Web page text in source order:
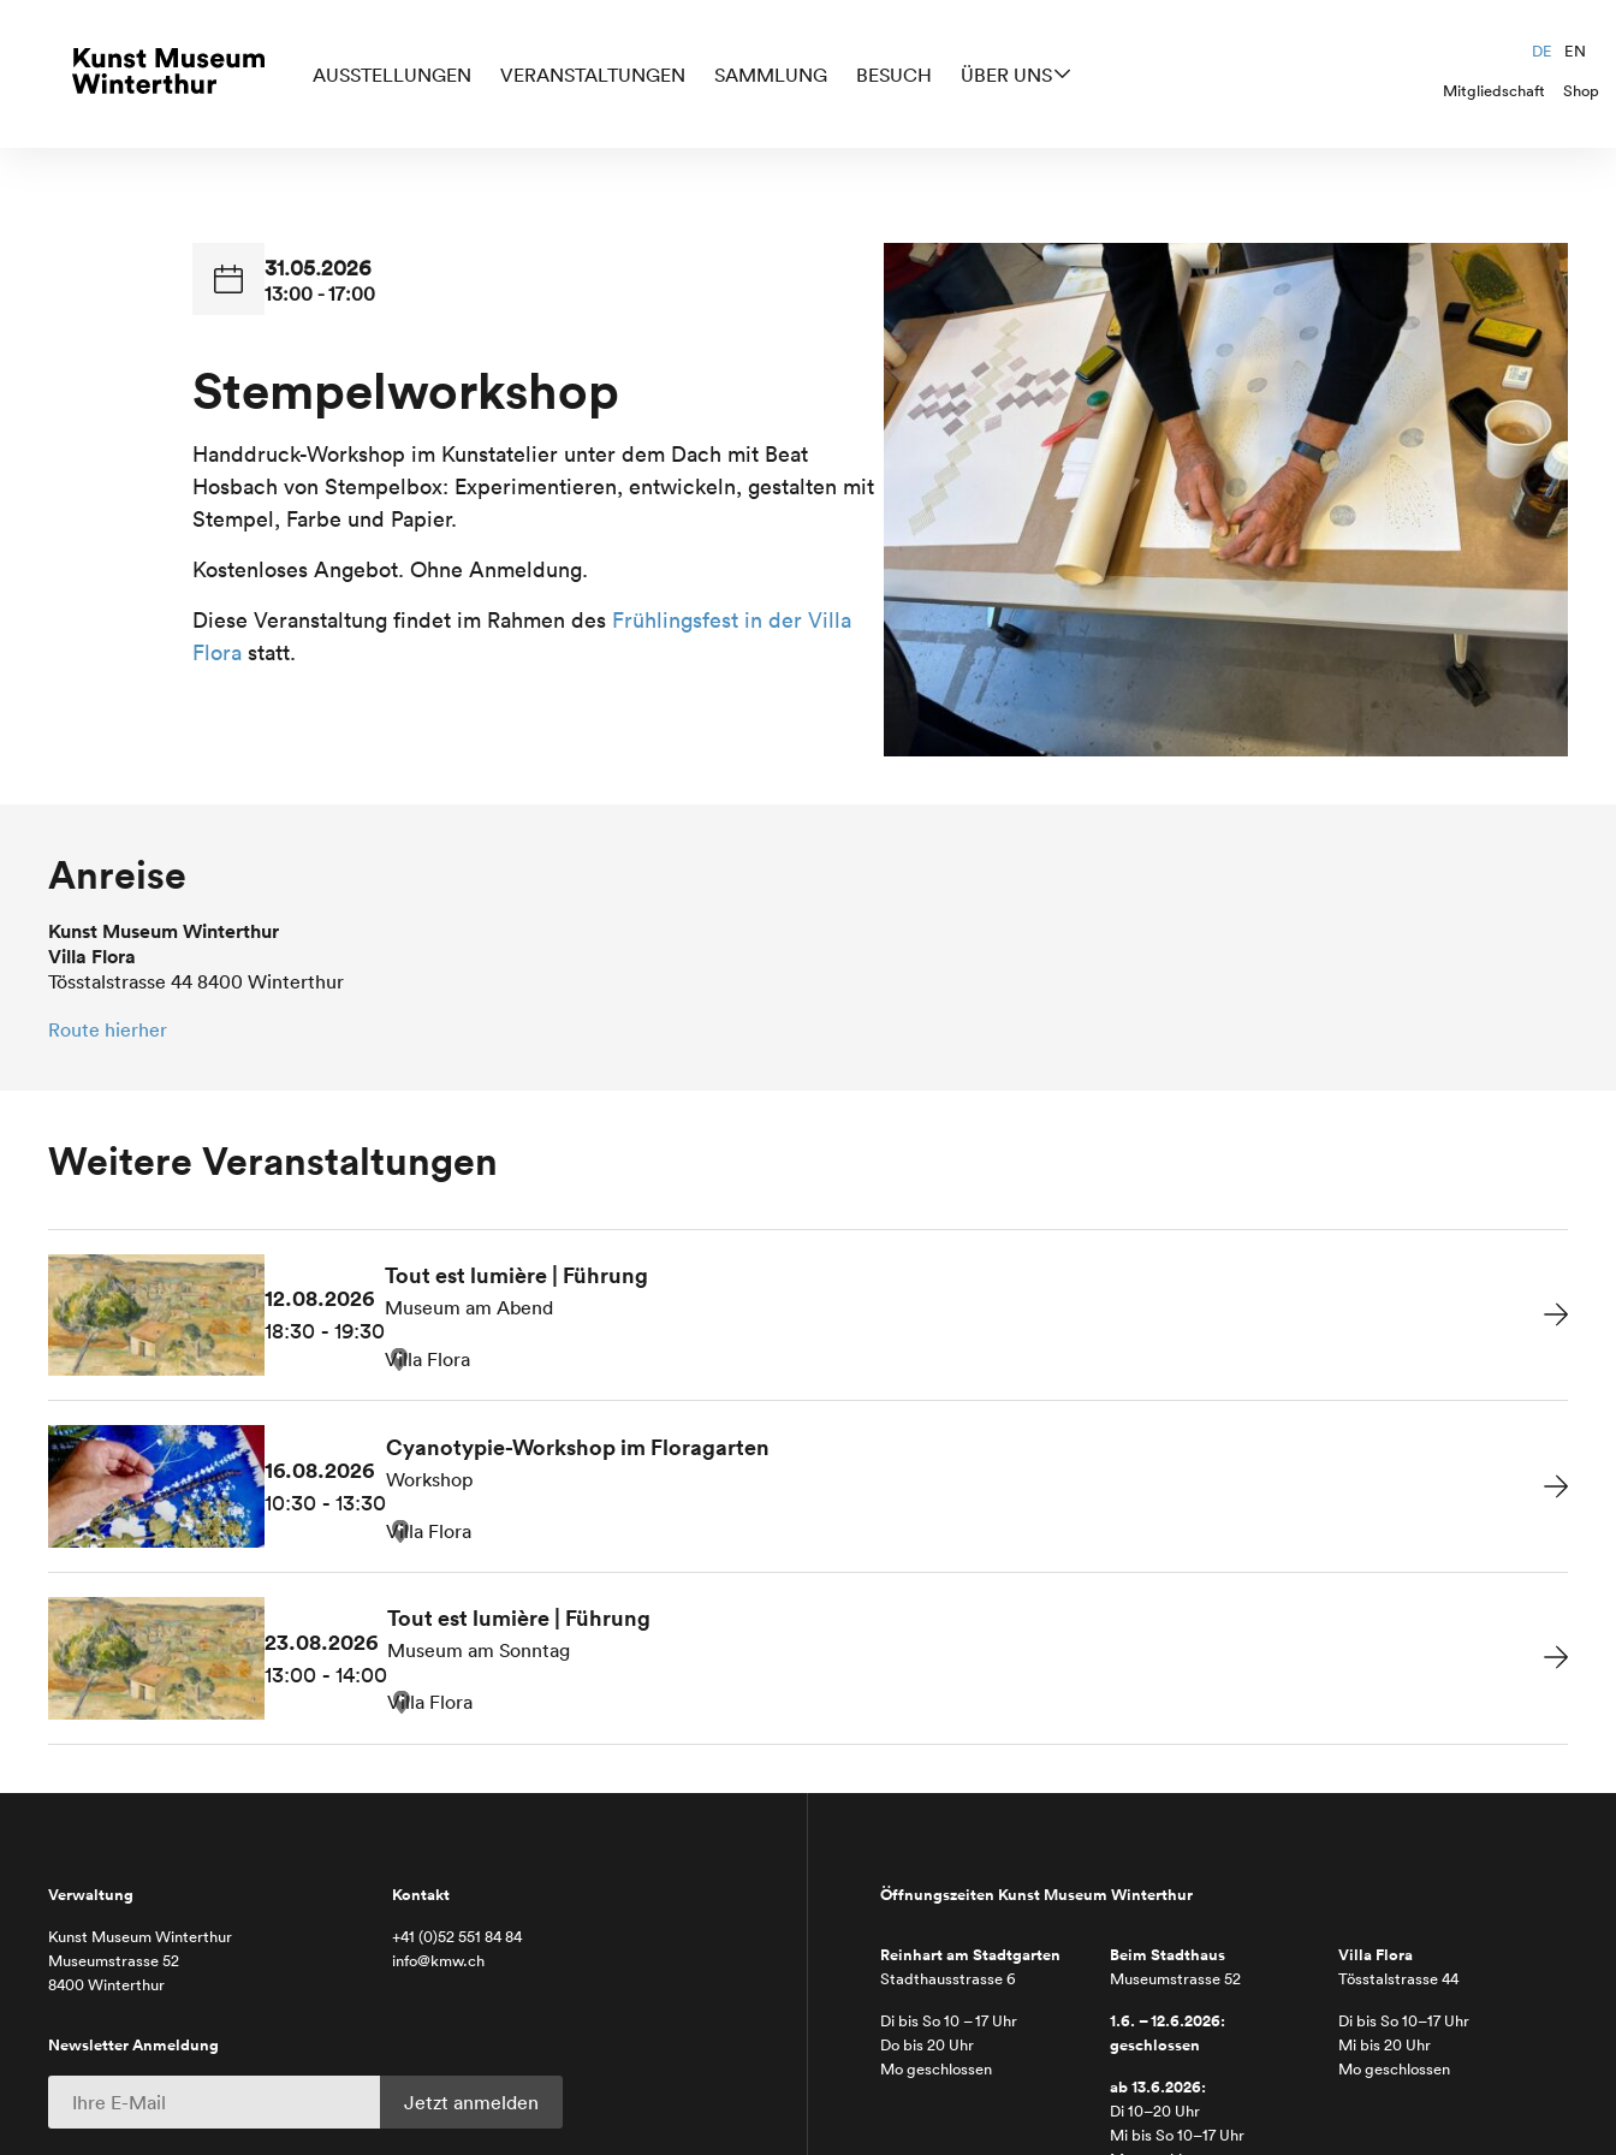
AUSSTELLUNGEN VERANSTALTUNGEN SAMMLUNG BESUCH ÜBER UNS
DE
EN
Mitgliedschaft
Shop
31.05.2026
13:00 - 17:00
Stempelworkshop
Handdruck-Workshop im Kunstatelier unter dem Dach mit Beat
Hosbach von Stempelbox: Experimentieren, entwickeln, gestalten mit
Stempel, Farbe und Papier.
Kostenloses Angebot. Ohne Anmeldung.
Diese Veranstaltung findet im Rahmen des Frühlingsfest in der Villa
Flora statt.
Anreise
Kunst Museum Winterthur
Villa Flora
Tösstalstrasse 44 8400 Winterthur
Route hierher
Weitere Veranstaltungen
12.08.2026
18:30 - 19:30
Tout est lumière | Führung
Museum am Abend
Villa Flora
16.08.2026
10:30 - 13:30
Cyanotypie-Workshop im Floragarten
Workshop
Villa Flora
23.08.2026
13:00 - 14:00
Tout est lumière | Führung
Museum am Sonntag
Villa Flora
Verwaltung
Kunst Museum Winterthur
Museumstrasse 52
8400 Winterthur
Kontakt
+41 (0)52 551 84 84
info@kmw.ch
Newsletter Anmeldung
Öffnungszeiten Kunst Museum Winterthur
Reinhart am Stadtgarten
Stadthausstrasse 6
Di bis So 10 – 17 Uhr
Do bis 20 Uhr
Mo geschlossen
Beim Stadthaus
Museumstrasse 52
1.6. – 12.6.2026:
geschlossen
ab 13.6.2026:
Di 10–20 Uhr
Mi bis So 10–17 Uhr
Villa Flora
Tösstalstrasse 44
Di bis So 10–17 Uhr
Mi bis 20 Uhr
Mo geschlossen